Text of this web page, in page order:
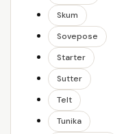
Skum
Sovepose
Starter
Sutter
Telt
Tunika